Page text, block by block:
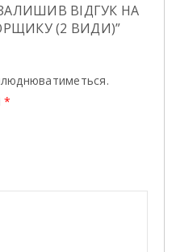
ВІДГУК НА
(2 ВИДИ)”
*